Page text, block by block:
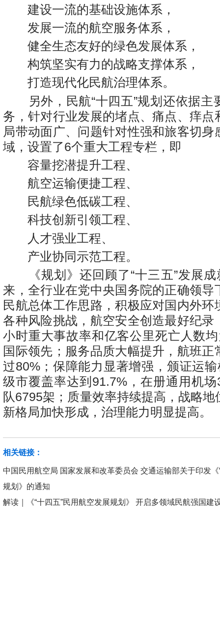
建设一流的基础设施体系，
发展一流的航空服务体系，
健全生态友好的绿色发展体系，
构筑坚实有力的战略支撑体系，
打造现代化民航治理体系。
另外，民航“十四五”规划还依据主
务，针对行业发展的堵点、痛点、痒点
局带动面广、问题针对性强和旅客切身
域，设置了6个重大工程专栏，即
容量挖潜提升工程、
航空运输便捷工程、
民航绿色低碳工程、
科技创新引领工程、
人才强业工程、
产业协同示范工程。
《规划》还回顾了“十三五”发展成
来，全行业在党中央国务院的正确领导
民航总体工作思路，积极应对国内外环
各种风险挑战，航空安全创造最好纪录
小时重大事故率和亿客公里死亡人数
国际领先；服务品质大幅提升，航班正
过80%；保障能力显著增强，颁证运
级市覆盖率达到91.7%，在册通用机
队6795架；质量效率持续提高，战略地
新格局加快形成，治理能力明显提高。
相关链接：
中国民用航空局 国家发展和改革委员会 交通运输部关于印发《
规划》的通知
解读｜《“十四五”民用航空发展规划》 开启多领域民航强国建